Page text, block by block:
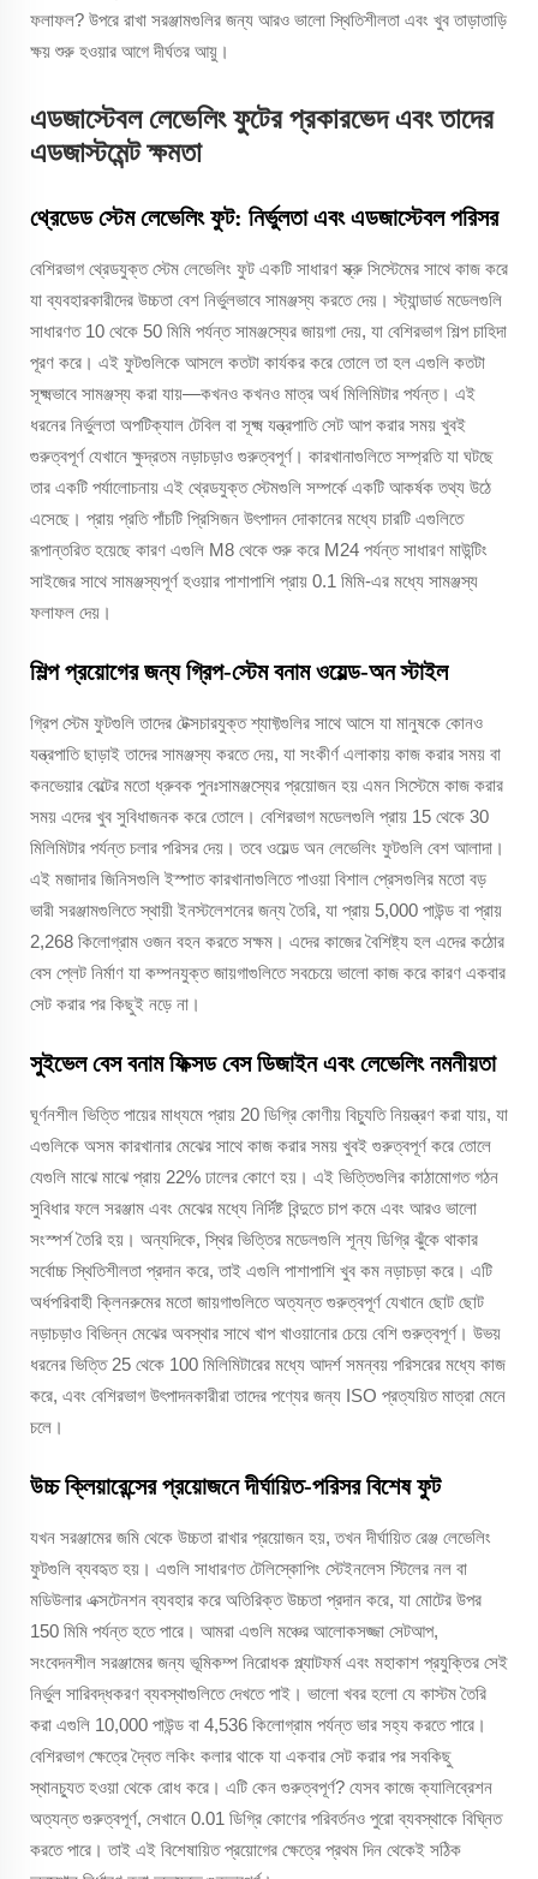
ফলাফল? উপরে রাখা সরঞ্জামগুলির জন্য আরও ভালো স্থিতিশীলতা এবং খুব তাড়াতাড়ি
ক্ষয় শুরু হওয়ার আগে দীর্ঘতর আয়ু।
এডজাস্টেবল লেভেলিং ফুটের প্রকারভেদ এবং তাদের
এডজাস্টমেন্ট ক্ষমতা
থ্রেডেড স্টেম লেভেলিং ফুট: নির্ভুলতা এবং এডজাস্টেবল পরিসর
বেশিরভাগ থ্রেডযুক্ত স্টেম লেভেলিং ফুট একটি সাধারণ স্ক্রু সিস্টেমের সাথে কাজ করে
যা ব্যবহারকারীদের উচ্চতা বেশ নির্ভুলভাবে সামঞ্জস্য করতে দেয়। স্ট্যান্ডার্ড মডেলগুলি
সাধারণত 10 থেকে 50 মিমি পর্যন্ত সামঞ্জস্যের জায়গা দেয়, যা বেশিরভাগ শিল্প চাহিদা
পূরণ করে। এই ফুটগুলিকে আসলে কতটা কার্যকর করে তোলে তা হল এগুলি কতটা
সূক্ষ্মভাবে সামঞ্জস্য করা যায়—কখনও কখনও মাত্র অর্ধ মিলিমিটার পর্যন্ত। এই
ধরনের নির্ভুলতা অপটিক্যাল টেবিল বা সূক্ষ্ম যন্ত্রপাতি সেট আপ করার সময় খুবই
গুরুত্বপূর্ণ যেখানে ক্ষুদ্রতম নড়াচড়াও গুরুত্বপূর্ণ। কারখানাগুলিতে সম্প্রতি যা ঘটছে
তার একটি পর্যালোচনায় এই থ্রেডযুক্ত স্টেমগুলি সম্পর্কে একটি আকর্ষক তথ্য উঠে
এসেছে। প্রায় প্রতি পাঁচটি প্রিসিজন উৎপাদন দোকানের মধ্যে চারটি এগুলিতে
রূপান্তরিত হয়েছে কারণ এগুলি M8 থেকে শুরু করে M24 পর্যন্ত সাধারণ মাউন্টিং
সাইজের সাথে সামঞ্জস্যপূর্ণ হওয়ার পাশাপাশি প্রায় 0.1 মিমি-এর মধ্যে সামঞ্জস্য
ফলাফল দেয়।
শিল্প প্রয়োগের জন্য গ্রিপ-স্টেম বনাম ওয়েল্ড-অন স্টাইল
গ্রিপ স্টেম ফুটগুলি তাদের টেক্সচারযুক্ত শ্যাফ্টগুলির সাথে আসে যা মানুষকে কোনও
যন্ত্রপাতি ছাড়াই তাদের সামঞ্জস্য করতে দেয়, যা সংকীর্ণ এলাকায় কাজ করার সময় বা
কনভেয়ার বেল্টের মতো ধ্রুবক পুনঃসামঞ্জস্যের প্রয়োজন হয় এমন সিস্টেমে কাজ করার
সময় এদের খুব সুবিধাজনক করে তোলে। বেশিরভাগ মডেলগুলি প্রায় 15 থেকে 30
মিলিমিটার পর্যন্ত চলার পরিসর দেয়। তবে ওয়েল্ড অন লেভেলিং ফুটগুলি বেশ আলাদা।
এই মজাদার জিনিসগুলি ইস্পাত কারখানাগুলিতে পাওয়া বিশাল প্রেসগুলির মতো বড়
ভারী সরঞ্জামগুলিতে স্থায়ী ইনস্টলেশনের জন্য তৈরি, যা প্রায় 5,000 পাউন্ড বা প্রায়
2,268 কিলোগ্রাম ওজন বহন করতে সক্ষম। এদের কাজের বৈশিষ্ট্য হল এদের কঠোর
বেস প্লেট নির্মাণ যা কম্পনযুক্ত জায়গাগুলিতে সবচেয়ে ভালো কাজ করে কারণ একবার
সেট করার পর কিছুই নড়ে না।
সুইভেল বেস বনাম ফিক্সড বেস ডিজাইন এবং লেভেলিং নমনীয়তা
ঘূর্ণনশীল ভিত্তি পায়ের মাধ্যমে প্রায় 20 ডিগ্রি কোণীয় বিচ্যুতি নিয়ন্ত্রণ করা যায়, যা
এগুলিকে অসম কারখানার মেঝের সাথে কাজ করার সময় খুবই গুরুত্বপূর্ণ করে তোলে
যেগুলি মাঝে মাঝে প্রায় 22% ঢালের কোণে হয়। এই ভিত্তিগুলির কাঠামোগত গঠন
সুবিধার ফলে সরঞ্জাম এবং মেঝের মধ্যে নির্দিষ্ট বিন্দুতে চাপ কমে এবং আরও ভালো
সংস্পর্শ তৈরি হয়। অন্যদিকে, স্থির ভিত্তির মডেলগুলি শূন্য ডিগ্রি ঝুঁকে থাকার
সর্বোচ্চ স্থিতিশীলতা প্রদান করে, তাই এগুলি পাশাপাশি খুব কম নড়াচড়া করে। এটি
অর্ধপরিবাহী ক্লিনরুমের মতো জায়গাগুলিতে অত্যন্ত গুরুত্বপূর্ণ যেখানে ছোট ছোট
নড়াচড়াও বিভিন্ন মেঝের অবস্থার সাথে খাপ খাওয়ানোর চেয়ে বেশি গুরুত্বপূর্ণ। উভয়
ধরনের ভিত্তি 25 থেকে 100 মিলিমিটারের মধ্যে আদর্শ সমন্বয় পরিসরের মধ্যে কাজ
করে, এবং বেশিরভাগ উৎপাদনকারীরা তাদের পণ্যের জন্য ISO প্রত্যয়িত মাত্রা মেনে
চলে।
উচ্চ ক্লিয়ারেন্সের প্রয়োজনে দীর্ঘায়িত-পরিসর বিশেষ ফুট
যখন সরঞ্জামের জমি থেকে উচ্চতা রাখার প্রয়োজন হয়, তখন দীর্ঘায়িত রেঞ্জ লেভেলিং
ফুটগুলি ব্যবহৃত হয়। এগুলি সাধারণত টেলিস্কোপিং স্টেইনলেস স্টিলের নল বা
মডিউলার এক্সটেনশন ব্যবহার করে অতিরিক্ত উচ্চতা প্রদান করে, যা মোটের উপর
150 মিমি পর্যন্ত হতে পারে। আমরা এগুলি মঞ্চের আলোকসজ্জা সেটআপ,
সংবেদনশীল সরঞ্জামের জন্য ভূমিকম্প নিরোধক প্ল্যাটফর্ম এবং মহাকাশ প্রযুক্তির সেই
নির্ভুল সারিবদ্ধকরণ ব্যবস্থাগুলিতে দেখতে পাই। ভালো খবর হলো যে কাস্টম তৈরি
করা এগুলি 10,000 পাউন্ড বা 4,536 কিলোগ্রাম পর্যন্ত ভার সহ্য করতে পারে।
বেশিরভাগ ক্ষেত্রে দ্বৈত লকিং কলার থাকে যা একবার সেট করার পর সবকিছু
স্থানচ্যুত হওয়া থেকে রোধ করে। এটি কেন গুরুত্বপূর্ণ? যেসব কাজে ক্যালিব্রেশন
অত্যন্ত গুরুত্বপূর্ণ, সেখানে 0.01 ডিগ্রি কোণের পরিবর্তনও পুরো ব্যবস্থাকে বিঘ্নিত
করতে পারে। তাই এই বিশেষায়িত প্রয়োগের ক্ষেত্রে প্রথম দিন থেকেই সঠিক